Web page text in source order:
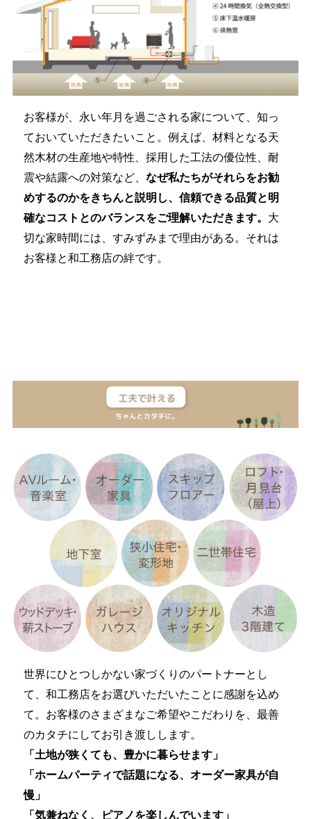
お客様が、永い年月を過ごされる家について、知っ
ておいていただきたいこと。例えば、材料となる天
然木材の生産地や特性、採用した工法の優位性、耐
震や結露への対策など、なぜ私たちがそれらをお勧
めするのかをきちんと説明し、信頼できる品質と明
確なコストとのバランスをご理解いただきます。 大
切な家時間には、すみずみまで理由がある。それは
お客様と和工務店の絆です。
世界にひとつしかない家づくりのパートナーとし
て、和工務店をお選びいただいたことに感謝を込め
て。お客様のさまざまなご希望やこだわりを、最善
のカタチにしてお引き渡しします。
「土地が狭くても、豊かに暮らせます」
「ホームパーティで話題になる、オーダー家具が自
慢」
「気兼ねなく、ピアノを楽しんでいます」